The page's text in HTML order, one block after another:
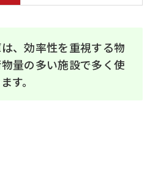
、効率性を重視する物
量の多い施設で多く使
す。